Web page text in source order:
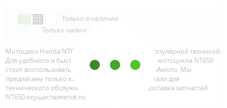
Только в наличии
Только наличие м.Аэропорт
Мотоцикл Honda NT650 является достаточно популярной техникой.
Для удобного и быстрого поиска запчастей для мотоцикла NT650
стоит воспользоваться онлайн каталогом от ЛБАмото. Мы
предлагаем только качественный тюнинг и детали для
технического обслуживание вашего байка. Доставка запчастей
NT650 осуществляется по всей Росcии.